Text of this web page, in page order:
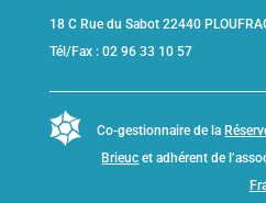
18 C Rue du Sabot 22440
Tél/Fax : 02 96 33 10 57
Co-gestionnaire de la
Brieuc et adhérent de